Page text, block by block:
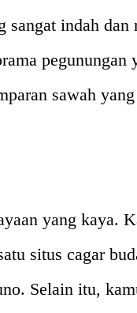
indah dan
pegunungan
sawah
yang kaya.
situs cagar
Selain itu,